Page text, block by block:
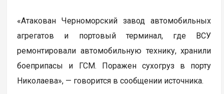
«Атакован Черноморский завод автомобильных
агрегатов и портовый терминал, где ВСУ
ремонтировали автомобильную технику, хранили
боеприпасы и ГСМ. Поражен сухогруз в порту
Николаева», — говорится в сообщении источника.